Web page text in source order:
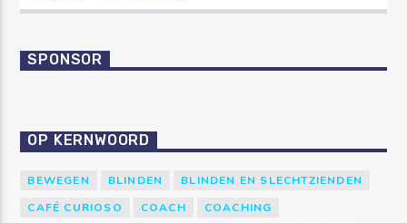
SPONSOR
OP KERNWOORD
BEWEGEN BLINDEN
BLINDEN EN SLECHTZIENDEN
CAFÉ CURIOSO
COACH
COACHING